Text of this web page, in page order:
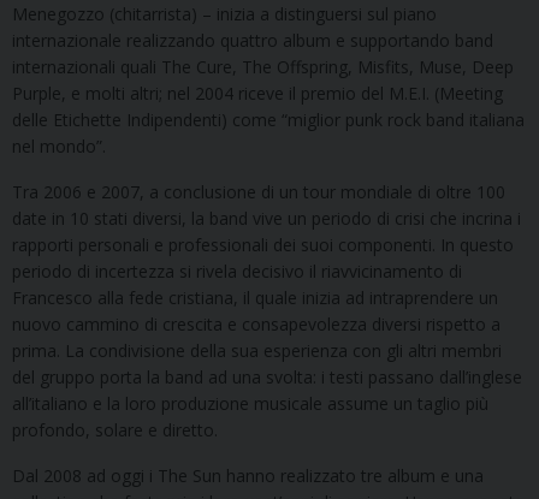
Menegozzo (chitarrista) – inizia a distinguersi sul piano
internazionale realizzando quattro album e supportando band
internazionali quali The Cure, The Offspring, Misfits, Muse, Deep
Purple, e molti altri; nel 2004 riceve il premio del M.E.I. (Meeting
delle Etichette Indipendenti) come “miglior punk rock band italiana
nel mondo”.
Tra 2006 e 2007, a conclusione di un tour mondiale di oltre 100
date in 10 stati diversi, la band vive un periodo di crisi che incrina i
rapporti personali e professionali dei suoi componenti. In questo
periodo di incertezza si rivela decisivo il riavvicinamento di
Francesco alla fede cristiana, il quale inizia ad intraprendere un
nuovo cammino di crescita e consapevolezza diversi rispetto a
prima. La condivisione della sua esperienza con gli altri membri
del gruppo porta la band ad una svolta: i testi passano dall’inglese
all’italiano e la loro produzione musicale assume un taglio più
profondo, solare e diretto.
Dal 2008 ad oggi i The Sun hanno realizzato tre album e una